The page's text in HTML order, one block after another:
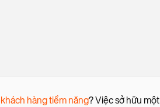
khách hàng tiềm năng? Việc sở hữu một